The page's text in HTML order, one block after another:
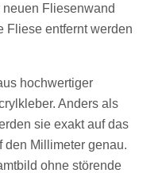
Fliesenwand
Fliese entfernt werden
hochwertiger
Anders als
sie exakt auf das
den Millimeter genau.
ohne störende